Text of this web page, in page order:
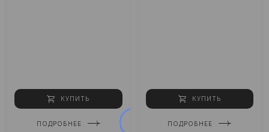
КУПИТЬ
ПОДРОБНЕЕ
КУПИТЬ
ПОДРОБНЕЕ